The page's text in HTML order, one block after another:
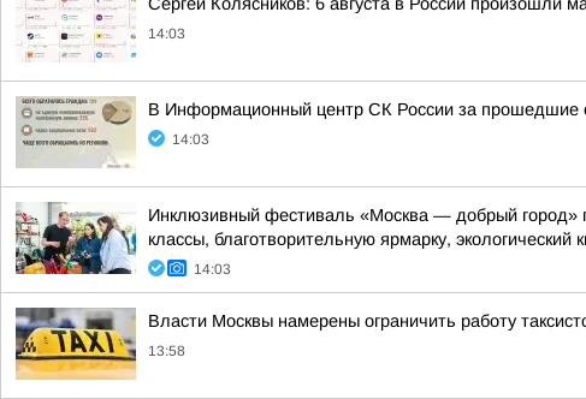
14:03
В Информационный центр СК России за прошедшие
14:03
Инклюзивный фестиваль «Москва — добрый город»
классы, благотворительную ярмарку, экологический
14:03
Власти Москвы намерены ограничить работу
13:58